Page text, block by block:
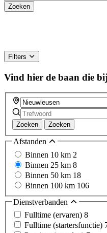
Filters
Vind hier de baan die
Zoeken Zoeken
Afstanden
Binnen 10 km 2
Binnen 25 km 8
Binnen 50 km 18
Binnen 100 km 106
Dienstverbanden
Fulltime (ervaren) 8
Fulltime (startersfunctie)